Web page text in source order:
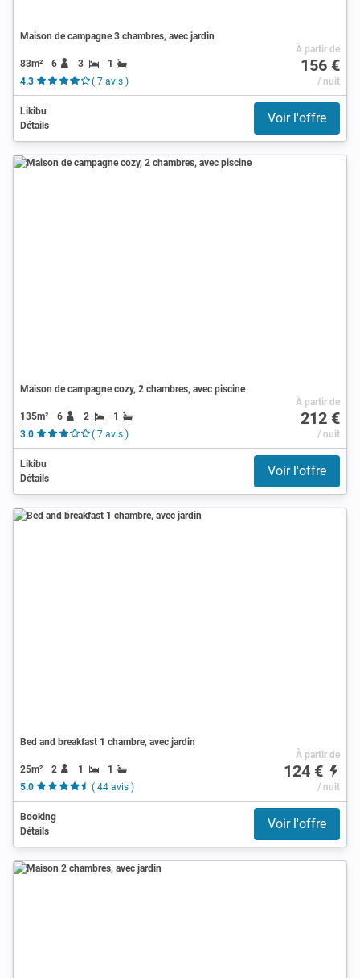
Maison de campagne 3 chambres, avec jardin
83m² 6 3
1
4.3
( 7 avis )
À partir de
156 €
/ nuit
Likibu
Détails
Voir l'offre
Maison de campagne cozy, 2 chambres, avec piscine
135m² 6 2
1
3.0
( 7 avis )
À partir de
212 €
/ nuit
Likibu
Détails
Voir l'offre
Bed and breakfast 1 chambre, avec jardin
25m² 2 1
1
5.0
( 44 avis )
À partir de
124 €
/ nuit
Booking
Détails
Voir l'offre